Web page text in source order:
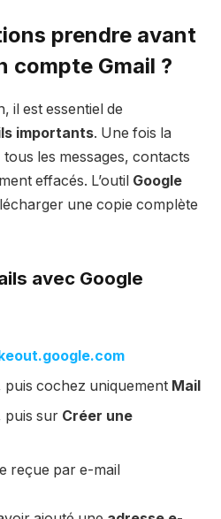
prendre avant
compte Gmail ?
il est essentiel de
importants. Une fois la
les messages, contacts
effacés. L’outil Google
une copie complète
avec Google
cochez uniquement Mail
puis sur Créer une
reçue par e-mail